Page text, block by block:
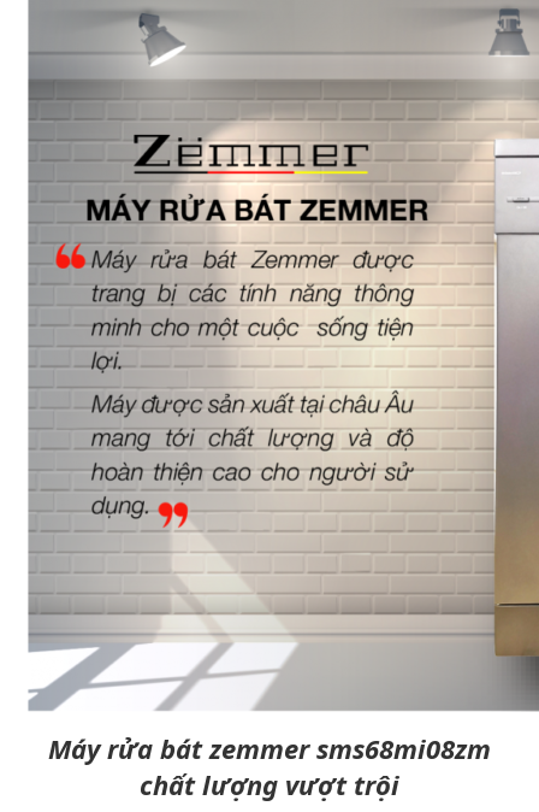
Máy rửa bát zemmer sms68mi08zm
chất lượng vượt trội